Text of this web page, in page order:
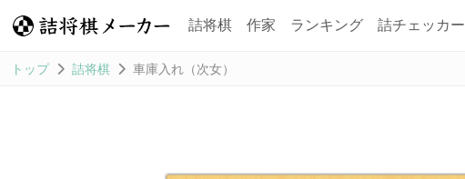
詰将棋 作家 ランキング 詰チェッカー
トップ 詰将棋 車庫入れ（次女）